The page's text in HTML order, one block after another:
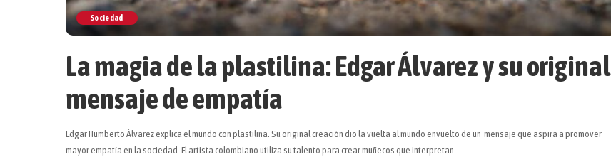
Sociedad
La magia de la plastilina: Edgar Álvarez y su original
mensaje de empatía
Edgar Humberto Álvarez explica el mundo con plastilina. Su original creación dio la vuelta al mundo envuelto de un mensaje que aspira a promover
mayor empatía en la sociedad. El artista colombiano utiliza su talento para crear muñecos que interpretan ...